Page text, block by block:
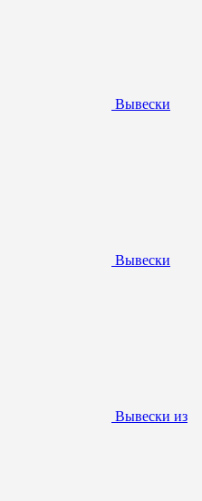
Вывески
Вывески
Вывески из